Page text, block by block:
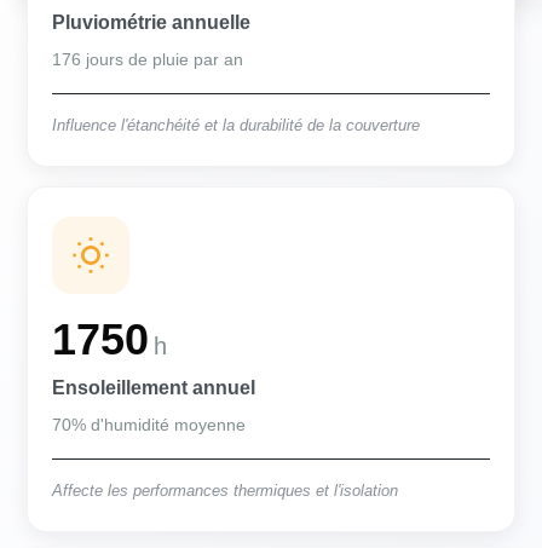
Pluviométrie annuelle
176 jours de pluie par an
Influence l'étanchéité et la durabilité de la couverture
1750 h
Ensoleillement annuel
70% d'humidité moyenne
Affecte les performances thermiques et l'isolation